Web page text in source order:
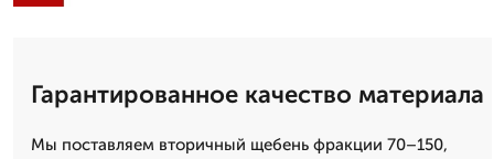
Гарантированное качество материала
Мы поставляем вторичный щебень фракции 70–150,